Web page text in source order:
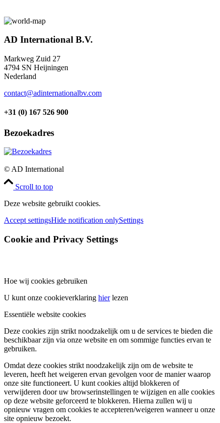
AD International B.V.
Markweg Zuid 27
4794 SN Heijningen
Nederland
contact@adinternationalbv.com
+31 (0) 167 526 900
Bezoekadres
© AD International
Scroll to top
Deze website gebruikt cookies.
Accept settingsHide notification onlySettings
Cookie and Privacy Settings
Hoe wij cookies gebruiken
U kunt onze cookieverklaring hierlezen
Essentiële website cookies
Deze cookies zijn strikt noodzakelijk om u de services te bieden die
beschikbaar zijn via onze website en om sommige functies ervan te
gebruiken.
Omdat deze cookies strikt noodzakelijk zijn om de website te
leveren, heeft het weigeren ervan gevolgen voor de manier waarop
onze site functioneert. U kunt cookies altijd blokkeren of
verwijderen door uw browserinstellingen te wijzigen en alle cookies
op deze website geforceerd te blokkeren. Hierna zullen wij u
opnieuw vragen om cookies te accepteren/weigeren wanneer u onze
site opnieuw bezoekt.